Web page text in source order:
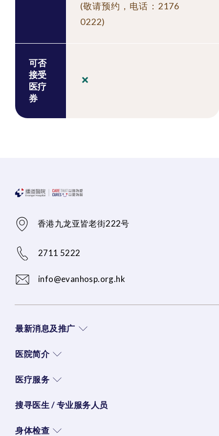
(敬请预约，电话：2176
0222)
可否
接受
医疗
券
香港九龙亚皆老街222号
2711 5222
info@evanhosp.org.hk
最新消息及推广
医院简介
医疗服务
搜寻医生 / 专业服务人员
身体检查